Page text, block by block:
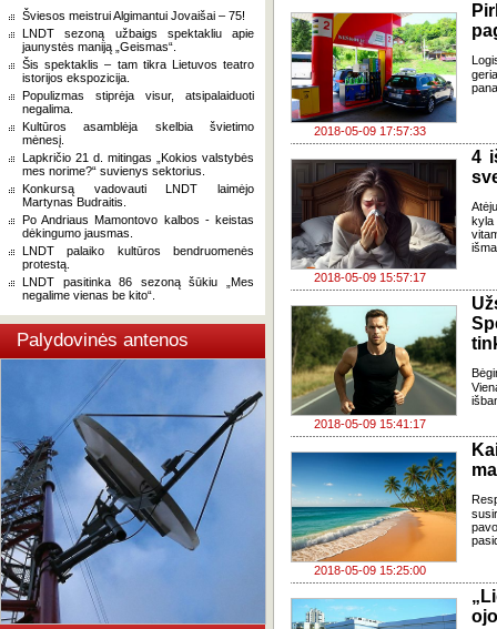
Šviesos meistrui Algimantui Jovaišai – 75!
LNDT sezoną užbaigs spektakliu apie
jaunystės maniją „Geismas“.
Šis spektaklis – tam tikra Lietuvos teatro
istorijos ekspozicija.
Populizmas stiprėja visur, atsipalaiduoti
negalima.
Kultūros asamblėja skelbia švietimo
mėnesį.
Lapkričio 21 d. mitingas „Kokios valstybės
mes norime?“ suvienys sektorius.
Konkursą vadovauti LNDT laimėjo
Martynas Budraitis.
Po Andriaus Mamontovo kalbos - keistas
dėkingumo jausmas.
LNDT palaiko kultūros bendruomenės
protestą.
LNDT pasitinka 86 sezoną šūkiu „Mes
negalime vienas be kito“.
Palydovinės antenos
2018-05-09 17:57:33
2018-05-09 15:57:17
4
2018-05-09 15:41:17
2018-05-09 15:25:00